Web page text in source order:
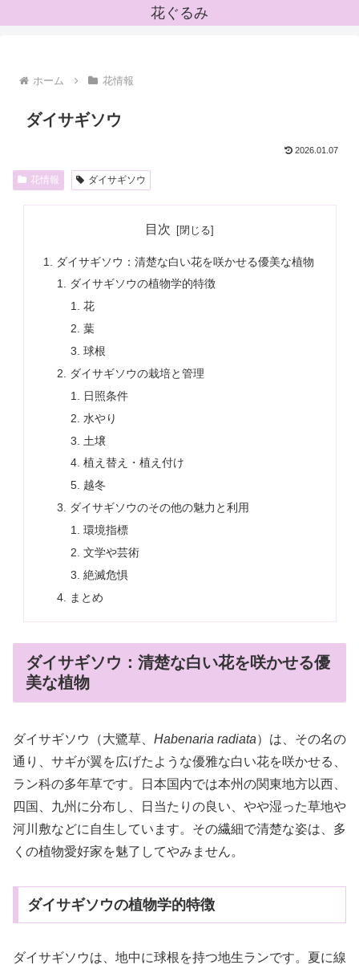
花ぐるみ
ホーム 花情報
ダイサギソウ
2026.01.07
花情報 ダイサギソウ
目次
ダイサギソウ：清楚な白い花を咲かせる優美な植物
ダイサギソウの植物学的特徴
花
葉
球根
ダイサギソウの栽培と管理
日照条件
水やり
土壌
植え替え・植え付け
越冬
ダイサギソウのその他の魅力と利用
環境指標
文学や芸術
絶滅危惧
まとめ
ダイサギソウ：清楚な白い花を咲かせる優
美な植物
ダイサギソウ（大鷺草、 Habenaria radiata）は、その名の
通り、サギが翼を広げたような優雅な白い花を咲かせる、
ラン科の多年草です。日本国内では本州の関東地方以西、
四国、九州に分布し、日当たりの良い、やや湿った草地や
河川敷などに自生しています。その繊細で清楚な姿は、多
くの植物愛好家を魅了してやみません。
ダイサギソウの植物学的特徴
ダイサギソウは、地中に球根を持つ地生ランです。夏に線